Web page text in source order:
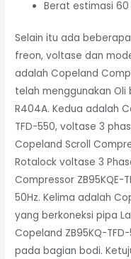
Berat estimasi 60
Selain itu ada
freon, voltase dan
adalah Copeland
telah menggunakan Oli
R404A. Kedua adalah
TFD-550, voltase 3
Copeland Scroll
Rotalock voltase 3
Compressor
50Hz. Kelima adalah
yang berkoneksi pipa
Copeland ZB95KQ-
pada bagian bodi.